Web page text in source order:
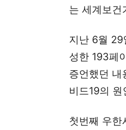
는 세계보건
지난 6월 29
성한 193페
증언했던 내
비드19의
첫번째 우한